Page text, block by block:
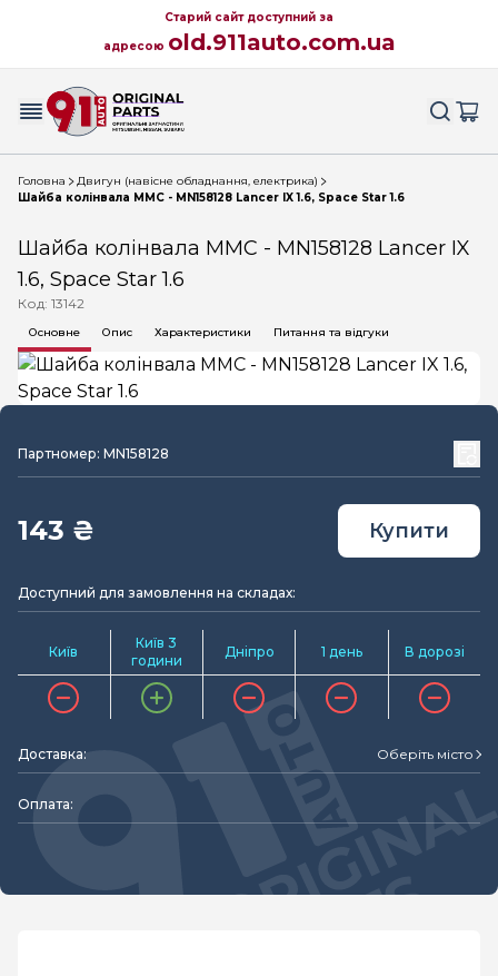
Старий сайт доступний за
адресою old.911auto.com.ua
Головна
Двигун (навісне обладнання, електрика)
Шайба колінвала MMC - MN158128 Lancer IX 1.6, Space Star 1.6
Шайба колінвала MMC - MN158128 Lancer IX
1.6, Space Star 1.6
Код: 13142
Основне Опис Характеристики Питання та відгуки
Партномер: MN158128
143 ₴ Купити
Доступний для замовлення на складах:
Київ
Київ 3
години
Дніпро 1 день В дорозі
Доставка: Оберіть місто
Оплата: